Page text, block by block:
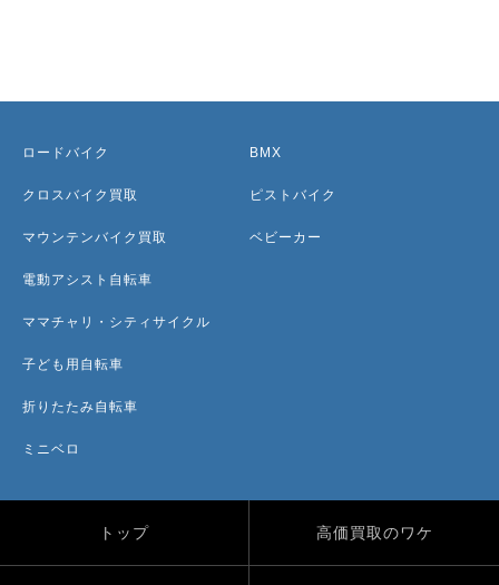
ロードバイク
クロスバイク買取
マウンテンバイク買取
電動アシスト自転車
ママチャリ・シティサイクル
子ども用自転車
折りたたみ自転車
ミニベロ
BMX
ピストバイク
ベビーカー
トップ 高価買取のワケ